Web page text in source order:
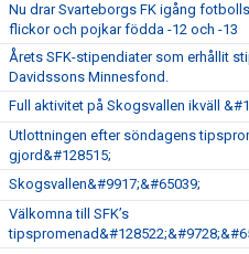
Nu drar Svarteborgs FK igång
flickor och pojkar födda -12 och -13
Årets SFK-stipendiater som erhållit
Davidssons Minnesfond.
Full aktivitet på Skogsvallen ikväll
Utlottningen efter söndagens
gjord&#128515;
Skogsvallen&#9917;&#65039;
Välkomna till SFK’s